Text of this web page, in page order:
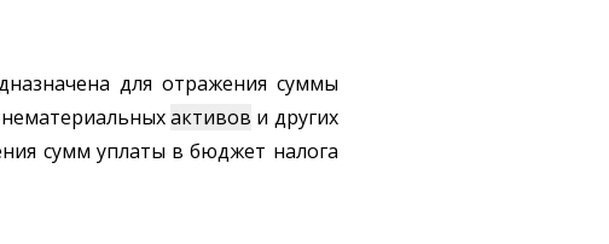
для отражения суммы
нематериальныхактивов и других
сумм уплаты в бюджет налога